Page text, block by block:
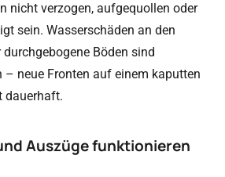
nicht verzogen, aufgequollen oder
sein. Wasserschäden an den
Böden sind
– neue Fronten auf einem kaputten
dauerhaft.
Auszüge funktionieren